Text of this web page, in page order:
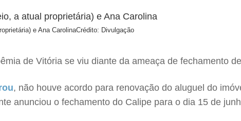
e Ana CarolinaCrédito: Divulgação
de Vitória se viu diante da ameaça de fechamento
, não houve acordo para renovação do aluguel do
anunciou o fechamento do Calipe para o dia 15 de